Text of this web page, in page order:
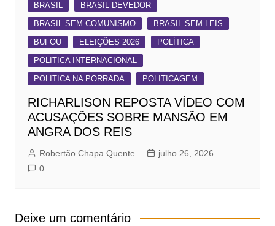
BRASIL
BRASIL DEVEDOR
BRASIL SEM COMUNISMO
BRASIL SEM LEIS
BUFOU
ELEIÇÕES 2026
POLÍTICA
POLITICA INTERNACIONAL
POLITICA NA PORRADA
POLITICAGEM
RICHARLISON REPOSTA VÍDEO COM
ACUSAÇÕES SOBRE MANSÃO EM
ANGRA DOS REIS
Robertão Chapa Quente
julho 26, 2026
0
Deixe um comentário